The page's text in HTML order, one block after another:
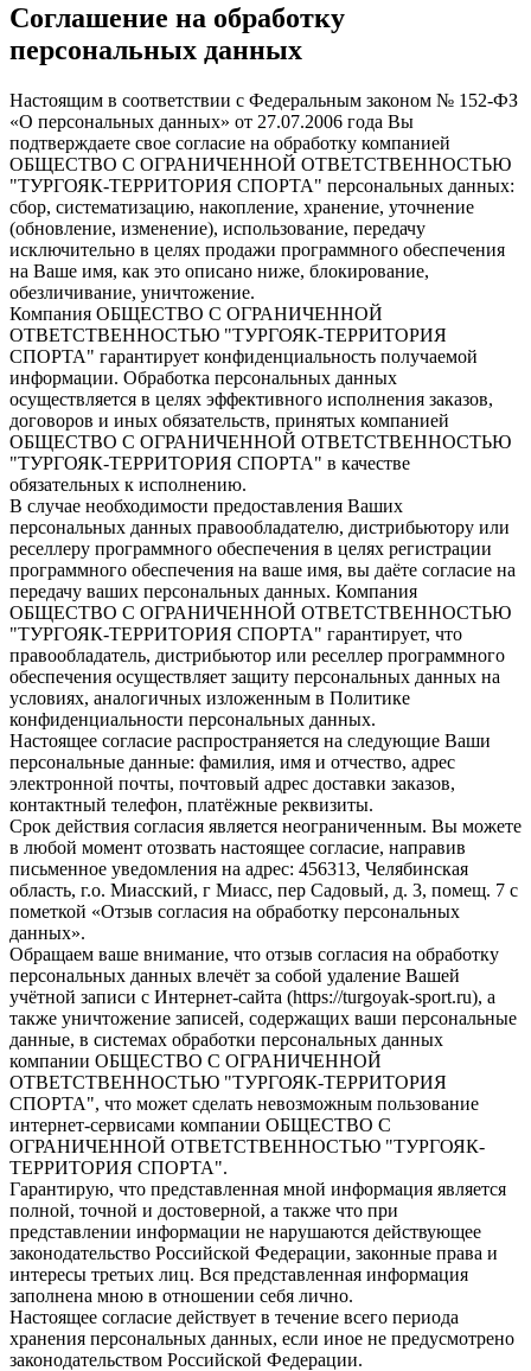
Соглашение на обработку
персональных данных
Настоящим в соответствии с Федеральным законом № 152-ФЗ
«О персональных данных» от 27.07.2006 года Вы
подтверждаете свое согласие на обработку компанией
ОБЩЕСТВО С ОГРАНИЧЕННОЙ ОТВЕТСТВЕННОСТЬЮ
"ТУРГОЯК-ТЕРРИТОРИЯ СПОРТА" персональных данных:
сбор, систематизацию, накопление, хранение, уточнение
(обновление, изменение), использование, передачу
исключительно в целях продажи программного обеспечения
на Ваше имя, как это описано ниже, блокирование,
обезличивание, уничтожение.
Компания ОБЩЕСТВО С ОГРАНИЧЕННОЙ
ОТВЕТСТВЕННОСТЬЮ "ТУРГОЯК-ТЕРРИТОРИЯ
СПОРТА" гарантирует конфиденциальность получаемой
информации. Обработка персональных данных
осуществляется в целях эффективного исполнения заказов,
договоров и иных обязательств, принятых компанией
ОБЩЕСТВО С ОГРАНИЧЕННОЙ ОТВЕТСТВЕННОСТЬЮ
"ТУРГОЯК-ТЕРРИТОРИЯ СПОРТА" в качестве
обязательных к исполнению.
В случае необходимости предоставления Ваших
персональных данных правообладателю, дистрибьютору или
реселлеру программного обеспечения в целях регистрации
программного обеспечения на ваше имя, вы даёте согласие на
передачу ваших персональных данных. Компания
ОБЩЕСТВО С ОГРАНИЧЕННОЙ ОТВЕТСТВЕННОСТЬЮ
"ТУРГОЯК-ТЕРРИТОРИЯ СПОРТА" гарантирует, что
правообладатель, дистрибьютор или реселлер программного
обеспечения осуществляет защиту персональных данных на
условиях, аналогичных изложенным в Политике
конфиденциальности персональных данных.
Настоящее согласие распространяется на следующие Ваши
персональные данные: фамилия, имя и отчество, адрес
электронной почты, почтовый адрес доставки заказов,
контактный телефон, платёжные реквизиты.
Срок действия согласия является неограниченным. Вы можете
в любой момент отозвать настоящее согласие, направив
письменное уведомления на адрес: 456313, Челябинская
область, г.о. Миасский, г Миасс, пер Садовый, д. 3, помещ. 7 с
пометкой «Отзыв согласия на обработку персональных
данных».
Обращаем ваше внимание, что отзыв согласия на обработку
персональных данных влечёт за собой удаление Вашей
учётной записи с Интернет-сайта (https://turgoyak-sport.ru), а
также уничтожение записей, содержащих ваши персональные
данные, в системах обработки персональных данных
компании ОБЩЕСТВО С ОГРАНИЧЕННОЙ
ОТВЕТСТВЕННОСТЬЮ "ТУРГОЯК-ТЕРРИТОРИЯ
СПОРТА", что может сделать невозможным пользование
интернет-сервисами компании ОБЩЕСТВО С
ОГРАНИЧЕННОЙ ОТВЕТСТВЕННОСТЬЮ "ТУРГОЯК-
ТЕРРИТОРИЯ СПОРТА".
Гарантирую, что представленная мной информация является
полной, точной и достоверной, а также что при
представлении информации не нарушаются действующее
законодательство Российской Федерации, законные права и
интересы третьих лиц. Вся представленная информация
заполнена мною в отношении себя лично.
Настоящее согласие действует в течение всего периода
хранения персональных данных, если иное не предусмотрено
законодательством Российской Федерации.